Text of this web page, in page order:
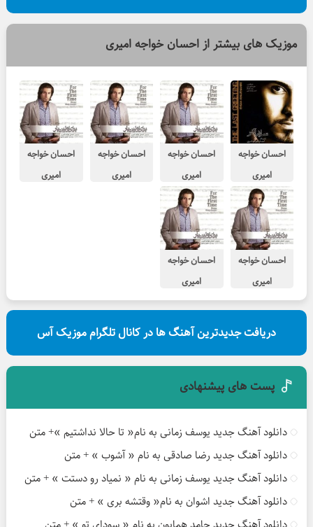
موزیک های بیشتر از احسان خواجه امیری
احسان خواجه
امیری
باران که می بارد
احسان خواجه
امیری
ترانه خونه
احسان خواجه
امیری
احسان خواجه
امیری
احسان خواجه
امیری
خیال تو
احسان خواجه
امیری
حس غریب
دریافت جدیدترین آهنگ ها در کانال تلگرام موزیک آس
پست های پیشنهادی
دانلود آهنگ جدید یوسف زمانی به نام« تا حالا نداشتیم »+ متن
دانلود آهنگ جدید رضا صادقی به نام « آشوب » + متن
دانلود آهنگ جدید یوسف زمانی به نام « نمیاد رو دستت » + متن
دانلود آهنگ جدید اشوان به نام« وقتشه بری » + متن